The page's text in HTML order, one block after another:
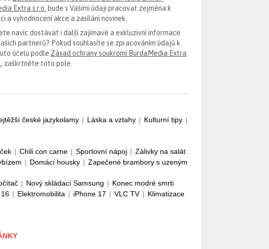
Extra s.r.o. bude s Vašimi údaji pracovat zejména k
a vyhodnocení akce a zasílání novinek.
navíc dostávat i další zajímavé a exkluzivní informace
partnerů? Pokud souhlasíte se zpracováním údajů k
účelu podle Zásad ochrany soukromí BurdaMedia Extra
, zaškrtněte toto pole.
české jazykolamy | Láska a vztahy | Kulturní tipy |
| Chili con carne | Sportovní nápoj | Zálivky na salát
| Domácí housky | Zapečené brambory s uzeným
| Nový skládací Samsung | Konec modré smrti
| Elektromobilita | iPhone 17 | VLC TV | Klimatizace